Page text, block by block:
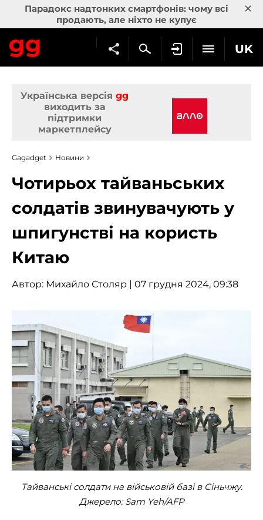
Парадокс надтонких смартфонів: чому всі
продають, але ніхто не купує
×
UK
Українська версія gg
виходить за
підтримки
маркетплейсу
Gagadget Новини
Чотирьох тайваньських
солдатів звинувачують у
шпигунстві на користь
Китаю
Автор: Михайло Столяр | 07 грудня 2024, 09:38
Тайванські солдати на військовій базі в Сіньчжу.
Джерело: Sam Yeh/AFP